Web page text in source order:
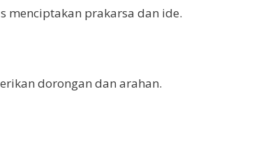
menciptakan prakarsa dan ide.
dorongan dan arahan.